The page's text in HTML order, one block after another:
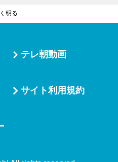
とにかく明るい安村、“全裸に見えるポーズ”の誕生秘話！大人気アイドルの写真がきっかけに
テレ朝動画
サイト利用規約